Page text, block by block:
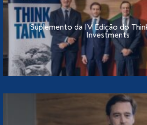
Suplemento da IV Edição do
Investments